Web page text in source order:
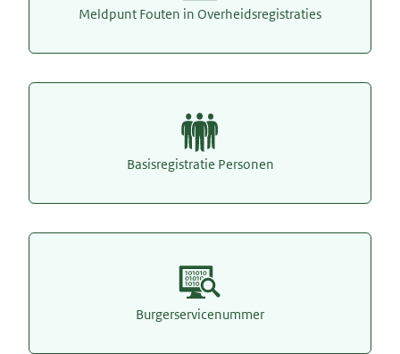
Meldpunt Fouten in Overheidsregistraties
Basisregistratie Personen
Burgerservicenummer